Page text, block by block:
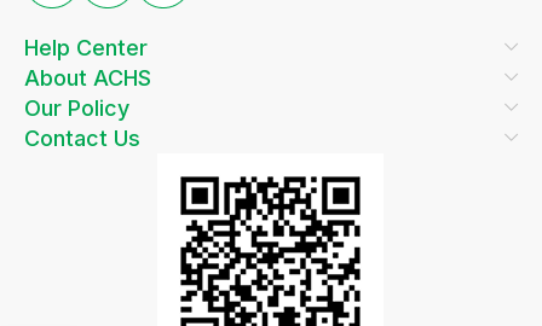
Help Center
About ACHS
Our Policy
Contact Us